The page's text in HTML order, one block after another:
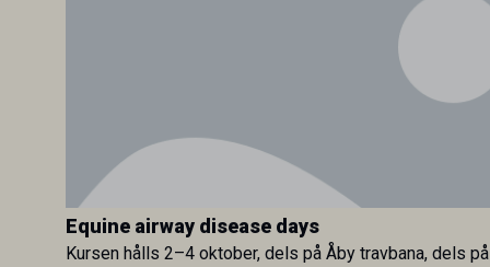
Equine airway disease days
Kursen hålls 2–4 oktober, dels på Åby travbana, dels